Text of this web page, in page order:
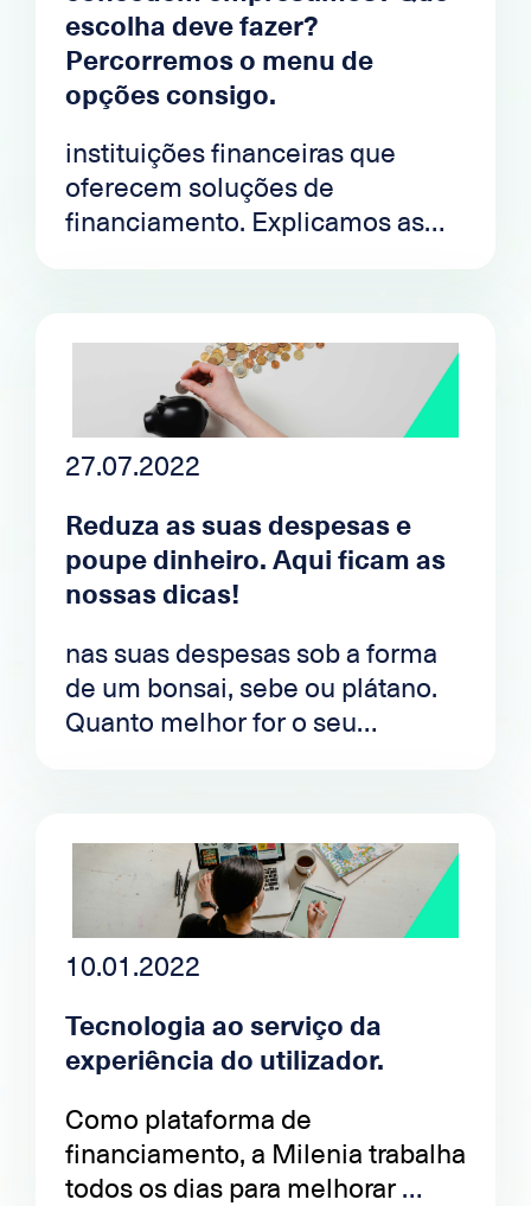
escolha deve fazer?
Percorremos o menu de
opções consigo.
instituições financeiras que
oferecem soluções de
financiamento. Explicamos as
27.07.2022
Reduza as suas despesas e
poupe dinheiro. Aqui ficam as
nossas dicas!
nas suas despesas sob a forma
de um bonsai, sebe ou plátano.
Quanto melhor for o seu
10.01.2022
Tecnologia ao serviço da
experiência do utilizador.
Como plataforma de
financiamento, a Milenia trabalha
todos os dias para melhorar